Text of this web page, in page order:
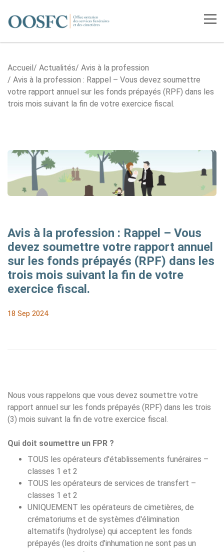
Accueil
Accueil Actualités
Avis à la profession
Avis à la profession : Rappel – Vous devez soumettre
votre rapport annuel sur les fonds prépayés (RPF) dans les
trois mois suivant la fin de votre exercice fiscal.
Avis à la profession : Rappel – Vous
devez soumettre votre rapport annuel
sur les fonds prépayés (RPF) dans les
trois mois suivant la fin de votre
exercice fiscal.
18 Sep 2024
Nous vous rappelons que vous devez soumettre votre
rapport annuel sur les fonds prépayés (RPF) dans les trois
(3) mois suivant la fin de votre exercice fiscal.
Qui doit soumettre un FPR ?
TOUS les opérateurs d'établissements funéraires –
classes 1 et 2
TOUS les opérateurs de services de transfert –
classes 1 et 2
UNIQUEMENT les opérateurs de cimetières, de
crématoriums et de systèmes d'élimination
alternatifs (hydrolyse) qui acceptent les fonds
prépayés (les droits d'inhumation ne sont pas un